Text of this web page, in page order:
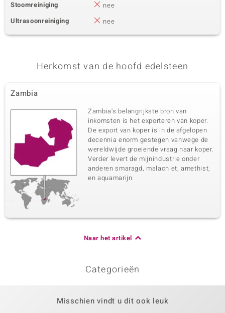
Stoomreiniging
nee
Ultrasoonreiniging
nee
Herkomst van de hoofd edelsteen
Zambia
Zambia's belangrijkste bron van
inkomsten is het exporteren van koper.
De export van koper is in de afgelopen
decennia enorm gestegen vanwege de
wereldwijde groeiende vraag naar koper.
Verder levert de mijnindustrie onder
anderen smaragd, malachiet, amethist,
en aquamarijn.
Naar het artikel
Categorieën
Misschien vindt u dit ook leuk